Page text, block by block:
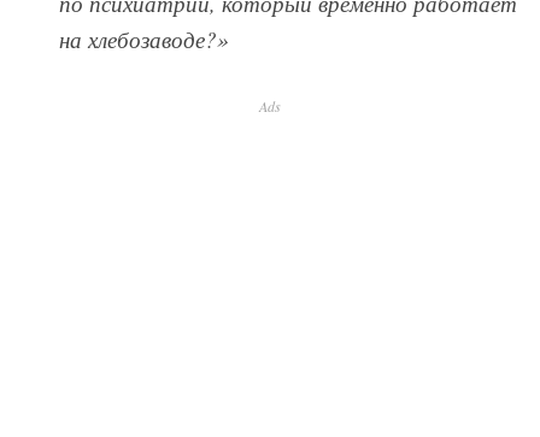
на хлебозаводе?»
Ads